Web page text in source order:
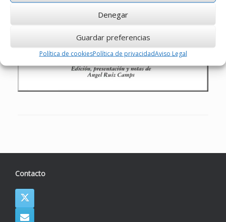
Denegar
Guardar preferencias
Política de cookiesPolítica de privacidadAviso Legal
Contacto